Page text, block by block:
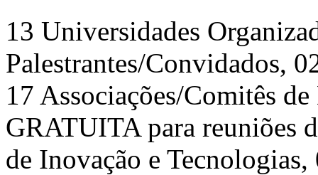
13 Universidades
Palestrantes/Convidados,
17 Associações/Comitês
GRATUITA para reuniões
de Inovação e